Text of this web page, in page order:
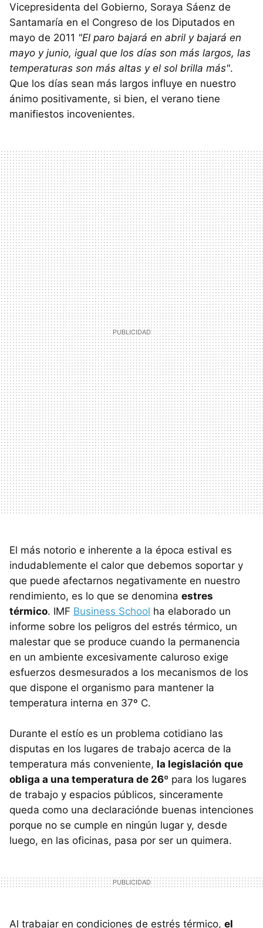
Vicepresidenta del Gobierno, Soraya Sáenz de
Santamaría en el Congreso de los Diputados en
mayo de 2011 "El paro bajará en abril y bajará en
mayo y junio, igual que los días son más largos, las
temperaturas son más altas y el sol brilla más".
Que los días sean más largos influye en nuestro
ánimo positivamente, si bien, el verano tiene
manifiestos incovenientes.
El más notorio e inherente a la época estival es
indudablemente el calor que debemos soportar y
que puede afectarnos negativamente en nuestro
rendimiento, es lo que se denomina estres
térmico. IMF Business School ha elaborado un
informe sobre los peligros del estrés térmico, un
malestar que se produce cuando la permanencia
en un ambiente excesivamente caluroso exige
esfuerzos desmesurados a los mecanismos de los
que dispone el organismo para mantener la
temperatura interna en 37º C.
Durante el estío es un problema cotidiano las
disputas en los lugares de trabajo acerca de la
temperatura más conveniente, la legislación que
obliga a una temperatura de 26º para los lugares
de trabajo y espacios públicos, sinceramente
queda como una declaraciónde buenas intenciones
porque no se cumple en ningún lugar y, desde
luego, en las oficinas, pasa por ser un quimera.
Al trabajar en condiciones de estrés térmico, el